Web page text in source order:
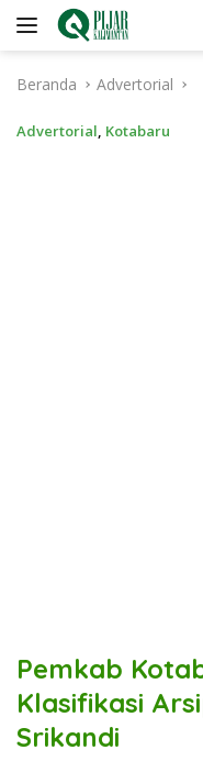
Langsung
Beranda
Advertorial
Advertorial, Kotabaru
Pemkab
Klasifikasi
Srikandi